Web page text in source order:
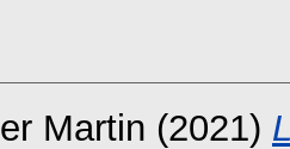
Martin (2021)